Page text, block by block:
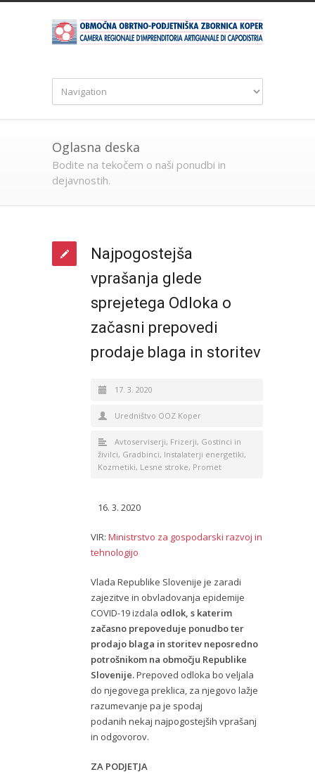
Oglasna deska
Bodite na tekočem o naši ponudbi in
dejavnostih.
Najpogostejša
vprašanja glede
sprejetega Odloka o
začasni prepovedi
prodaje blaga in storitev
17. 3. 2020
Uredništvo OOZ Koper
Avtoserviserji, Frizerji, Gostinci in
živilci, Gradbinci, Instalaterji energetiki,
Kozmetiki, Lesne stroke, Promet
3. 2020
VIR: Ministrstvo za gospodarski razvoj in
tehnologijo
Vlada Republike Slovenije je zaradi
zajezitve in obvladovanja epidemije
COVID-19 izdala odlok, s katerim
začasno prepoveduje ponudbo ter
prodajo blaga in storitev neposredno
potrošnikom na območju Republike
Slovenije.Prepoved odloka bo veljala
do njegovega preklica, za njegovo lažje
razumevanje pa je spodaj
podanih nekaj najpogostejših vprašanj
in odgovorov.
ZA PODJETJA